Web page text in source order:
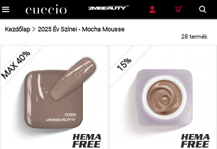
RÉSZLETES KERESÉS
Kezdőlap 2025 Év Színei - Mocha Mousse
28 termék
40% 15%